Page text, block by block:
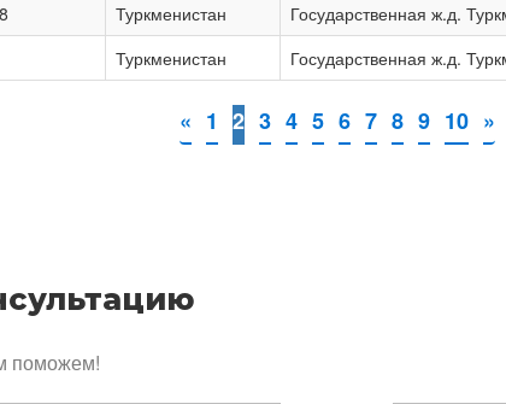
Туркменистан Государственная ж.д.
Туркменистан Государственная ж.д.
« 1 2 3 4 5 6 7 8 9 10 »
поможем!